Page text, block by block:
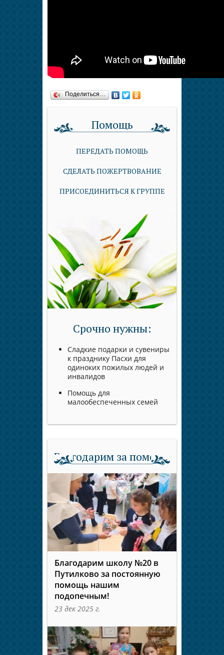
Поделиться…
Помощь
ПЕРЕДАТЬ ПОМОЩЬ
СДЕЛАТЬ ПОЖЕРТВОВАНИЕ
ПРИСОЕДИНИТЬСЯ К ГРУППЕ
Срочно нужны:
Сладкие подарки и сувениры
к празднику Пасхи для
одиноких пожилых людей и
инвалидов
Помощь для
малообеспеченных семей
Благодарим за помощь
Благодарим школу №20 в
Путилково за постоянную
помощь нашим
подопечным!
23 дек 2025 г.